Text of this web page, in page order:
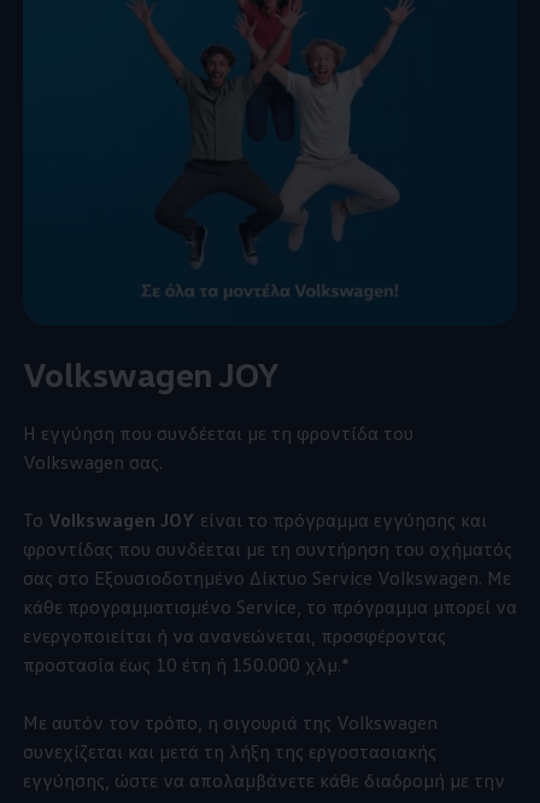
Volkswagen JOY
Η εγγύηση που συνδέεται με τη φροντίδα του
Volkswagen σας.
Το Volkswagen JOY είναι το πρόγραμμα εγγύησης και
φροντίδας που συνδέεται με τη συντήρηση του οχήματός
σας στο Εξουσιοδοτημένο Δίκτυο Service Volkswagen. Με
κάθε προγραμματισμένο Service, το πρόγραμμα μπορεί να
ενεργοποιείται ή να ανανεώνεται, προσφέροντας
προστασία έως 10 έτη ή 150.000 χλμ.*
Με αυτόν τον τρόπο, η σιγουριά της Volkswagen
συνεχίζεται και μετά τη λήξη της εργοστασιακής
εγγύησης, ώστε να απολαμβάνετε κάθε διαδρομή με την